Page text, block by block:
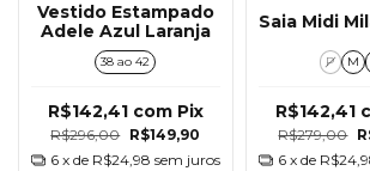
Vestido Estampado
Adele Azul Laranja
38 ao 42
R$296,00 R$149,90
R$142,41 com Pix
6 x de R$24,98 sem juros
Saia Midi
P M
R$279,00
R$142,41
6 x de